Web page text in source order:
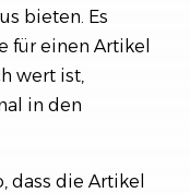
bieten. Es
für einen Artikel
wert ist,
in den
dass die Artikel